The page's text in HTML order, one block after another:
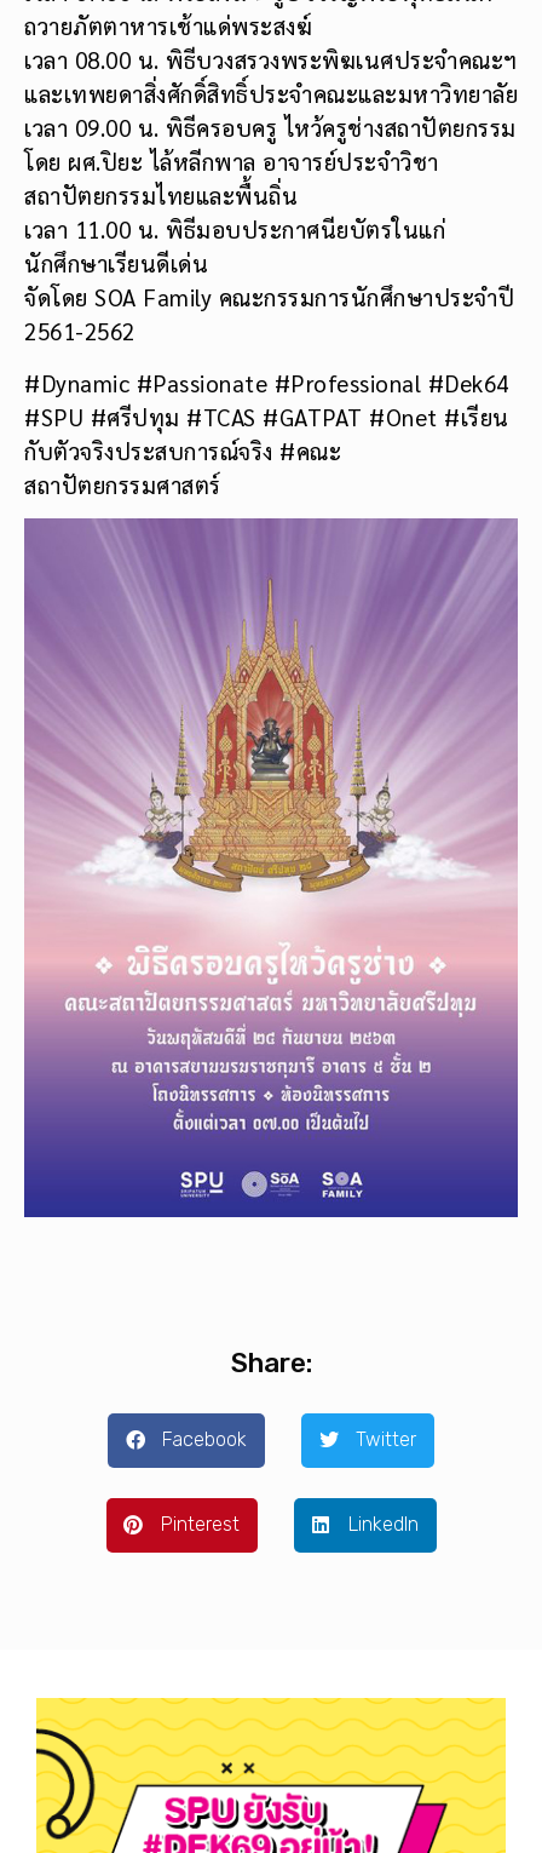
ถวายภัตตาหารเช้าแด่พระสงฆ์
เวลา 08.00 น. พิธีบวงสรวงพระพิฆเนศประจำคณะฯ
และเทพยดาสิ่งศักดิ์สิทธิ์ประจำคณะและมหาวิทยาลัย
เวลา 09.00 น. พิธีครอบครู ไหว้ครูช่างสถาปัตยกรรม
โดย ผศ.ปิยะ ไล้หลีกพาล อาจารย์ประจำวิชา
สถาปัตยกรรมไทยและพื้นถิ่น
เวลา 11.00 น. พิธีมอบประกาศนียบัตรในแก่
นักศึกษาเรียนดีเด่น
จัดโดย SOA Family คณะกรรมการนักศึกษาประจำปี
2561-2562
#Dynamic #Passionate #Professional #Dek64
#SPU #ศรีปทุม #TCAS #GATPAT #Onet #เรียน
กับตัวจริงประสบการณ์จริง #คณะ
สถาปัตยกรรมศาสตร์
Share:
Facebook Twitter
Pinterest LinkedIn